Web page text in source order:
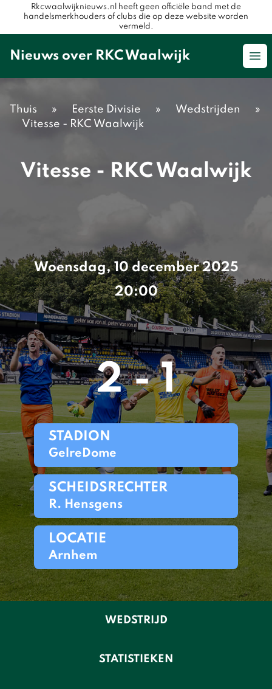
Rkcwaalwijknieuws.nl heeft geen officiële band met de
handelsmerkhouders of clubs die op deze website worden
vermeld.
Nieuws over RKC Waalwijk
Thuis » Eerste Divisie » Wedstrijden
»
Vitesse - RKC Waalwijk
Vitesse - RKC Waalwijk
Woensdag, 10 december 2025
20:00
2 - 1
STADION
GelreDome
SCHEIDSRECHTER
R. Hensgens
LOCATIE
Arnhem
WEDSTRIJD
STATISTIEKEN